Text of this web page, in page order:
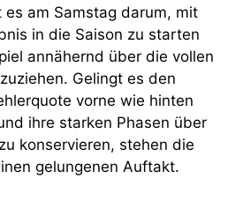
es am Samstag darum, mit
in die Saison zu starten
annähernd über die vollen
Gelingt es den
vorne wie hinten
ihre starken Phasen über
konservieren, stehen die
gelungenen Auftakt.